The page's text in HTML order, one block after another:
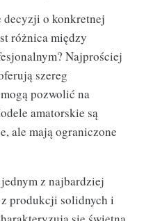
decyzji o konkretnej
różnica między
Najprościej
szereg
pozwolić na
amatorskie są
ale mają ograniczone
z najbardziej
produkcji solidnych i